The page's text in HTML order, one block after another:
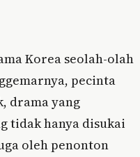
Korea seolah-olah
pecinta
drama yang
tidak hanya disukai
oleh penonton